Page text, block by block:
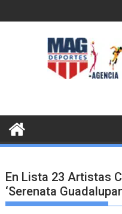
al
En Lista 23 Artistas
‘Serenata